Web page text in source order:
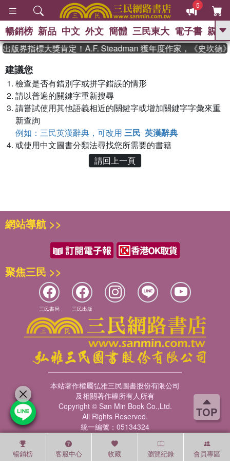
TOP
5
GO
史是一群喵 、
獎 臺灣漫遊錄
登輝時代 、 數學女孩：黎曼猜想 、
暢銷榜 新品 中文 外文 簡體 三民東大 電子書 親子
版界指標大獎肯定！A.F. Steadman 獲年度作家，《史坎德
建議您
檢查是否有錯別字或拼字錯誤的情形
請以普遍的關鍵字重新搜尋
請嘗試使用其他語義相近的關鍵字或增加關鍵字字彙來重
新查詢
例如：三民英漢辭典，可改用 三民 英漢辭典
或使用中文圖書分類法尋找您所需要的書籍
請回上一頁
暢銷榜 客服中心 收藏 瀏覽紀錄 會員專區
網站導航 >>
聚焦三民 >>
三民書局 三民出版
本站著作權屬弘雅三民圖書股份有限公司
及相關著作權所有人所有
Copyright © San Min Book Co.,Ltd.
All Rights Reserved.
統一編號：05134324